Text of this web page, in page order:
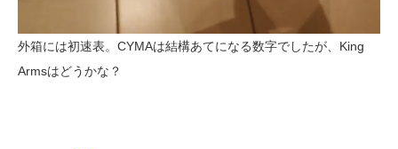
外箱には初速表。CYMAは結構あてになる数字でしたが、King
Armsはどうかな？